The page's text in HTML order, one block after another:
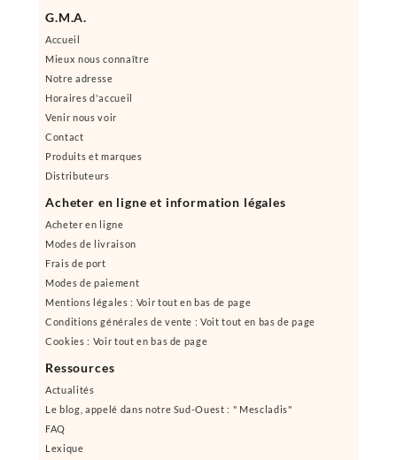
G.M.A.
Accueil
Mieux nous connaître
Notre adresse
Horaires d'accueil
Venir nous voir
Contact
Produits et marques
Distributeurs
Acheter en ligne et information légales
Acheter en ligne
Modes de livraison
Frais de port
Modes de paiement
Mentions légales : Voir tout en bas de page
Conditions générales de vente : Voit tout en bas de page
Cookies : Voir tout en bas de page
Ressources
Actualités
Le blog, appelé dans notre Sud-Ouest : " Mescladis"
FAQ
Lexique